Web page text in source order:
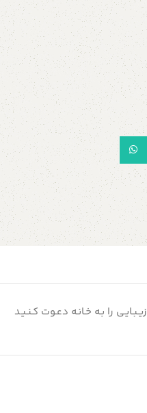
زیـبـایـی را بـه خـانـه دعـوت کـنـیـد
WhatsApp